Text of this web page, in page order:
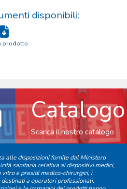
disponibili:
prodotto
Catalogo
Scarica il nostro catalogo
alle disposizioni fornite dal Ministero
sanitaria relativa ai dispositivi medici,
e presidi medico-chirurgici, i
a operatori professionali.